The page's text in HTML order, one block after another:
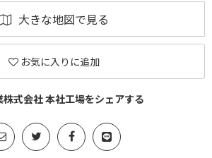
大きな地図で見る
お気に入りに追加
株式会社 本社工場をシェアする